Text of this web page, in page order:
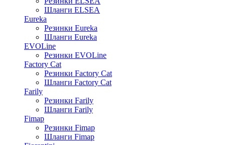
Шланги ELSEA
Eureka
Резинки Eureka
Шланги Eureka
EVOLine
Резинки EVOLine
Factory Cat
Резинки Factory Cat
Шланги Factory Cat
Farily
Резинки Farily
Шланги Farily
Fimap
Резинки Fimap
Шланги Fimap